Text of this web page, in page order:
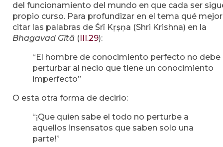
del funcionamiento del mundo en que cada ser
propio curso. Para profundizar en el tema qué
citar las palabras de Śrī Kṛṣṇa (Shri Krishna) en la
Bhagavad Gītā (III.29):
“El hombre de conocimiento perfecto no debe
perturbar al necio que tiene un conocimiento
imperfecto”
O esta otra forma de decirlo:
“¡Que quien sabe el todo no perturbe a
aquellos insensatos que saben solo una
parte!”